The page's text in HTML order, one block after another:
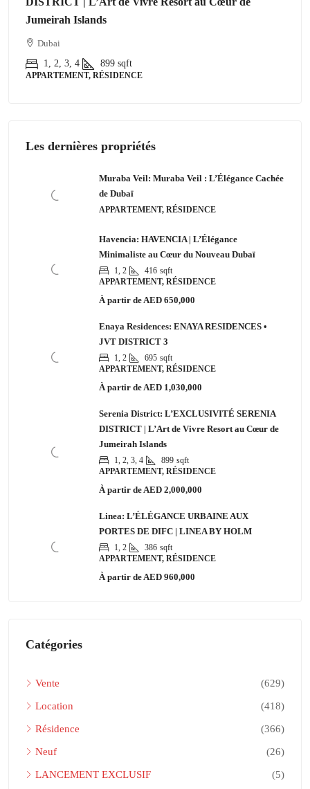
Jumeirah Islands
Dubai
1, 2, 3, 4
899 sqft
APPARTEMENT, RÉSIDENCE
Les dernières propriétés
Muraba Veil: Muraba Veil : L’Élégance Cachée
de Dubaï
APPARTEMENT, RÉSIDENCE
Havencia: HAVENCIA | L’Élégance
Minimaliste au Cœur du Nouveau Dubaï
1, 2 416 sqft
APPARTEMENT, RÉSIDENCE
À partir de AED 650,000
Enaya Residences: ENAYA RESIDENCES •
JVT DISTRICT 3
1, 2 695 sqft
APPARTEMENT, RÉSIDENCE
À partir de AED 1,030,000
Serenia District: L’EXCLUSIVITÉ SERENIA
DISTRICT | L’Art de Vivre Resort au Cœur de
Jumeirah Islands
1, 2, 3, 4 899 sqft
APPARTEMENT, RÉSIDENCE
À partir de AED 2,000,000
Linea: L’ÉLÉGANCE URBAINE AUX
PORTES DE DIFC | LINEA BY HOLM
1, 2 386 sqft
APPARTEMENT, RÉSIDENCE
À partir de AED 960,000
Catégories
Vente (629)
Location (418)
Résidence (366)
Neuf (26)
LANCEMENT EXCLUSIF (5)